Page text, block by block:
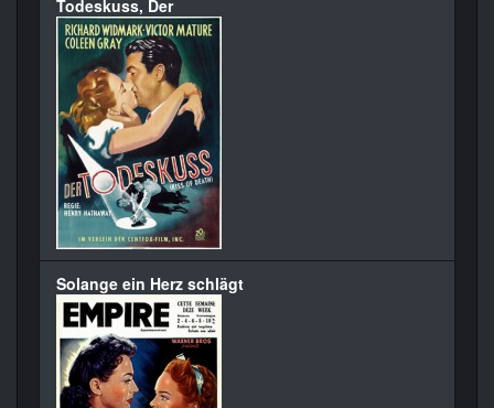
Todeskuss, Der
Solange ein Herz schlägt